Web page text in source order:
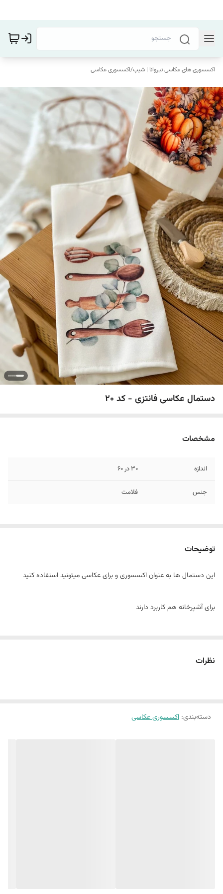
اکسسوری های عکاسی نیروانا | شیپ/اکسسوری عکاسی
دستمال عکاسی فانتزی - کد 20
مشخصات
اندازه 30 در 60
جنس فلامت
توضیحات
این دستمال ها به عنوان اکسسوری و برای عکاسی میتونید استفاده کنید
برای آشپرخانه هم کاربرد دارند
نظرات
دسته‌بندی: اکسسوری عکاسی